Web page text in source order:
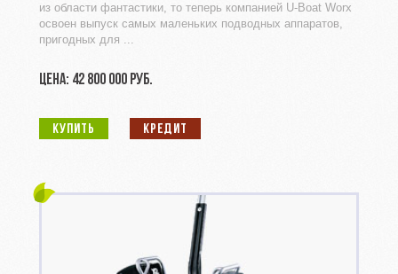
из области фантастики, то теперь компанией U-Boat Worx
освоен выпуск самых маленьких подводных аппаратов,
пригодных для ...
ЦЕНА: 42 800 000 РУБ.
КУПИТЬ КРЕДИТ